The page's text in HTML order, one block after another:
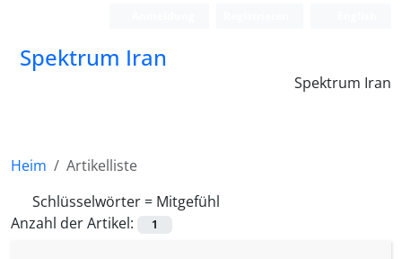
Spektrum Iran
Spektrum Iran
Heim
Artikelliste
Schlüsselwörter = Mitgefühl
Anzahl der Artikel:
1